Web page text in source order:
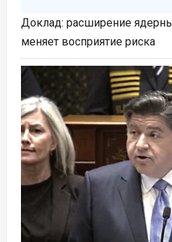
Доклад: расширение
меняет восприятие риска